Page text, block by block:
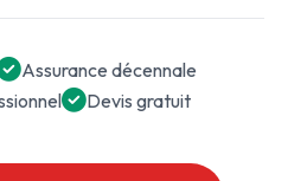
Assurance décennale
Devis gratuit